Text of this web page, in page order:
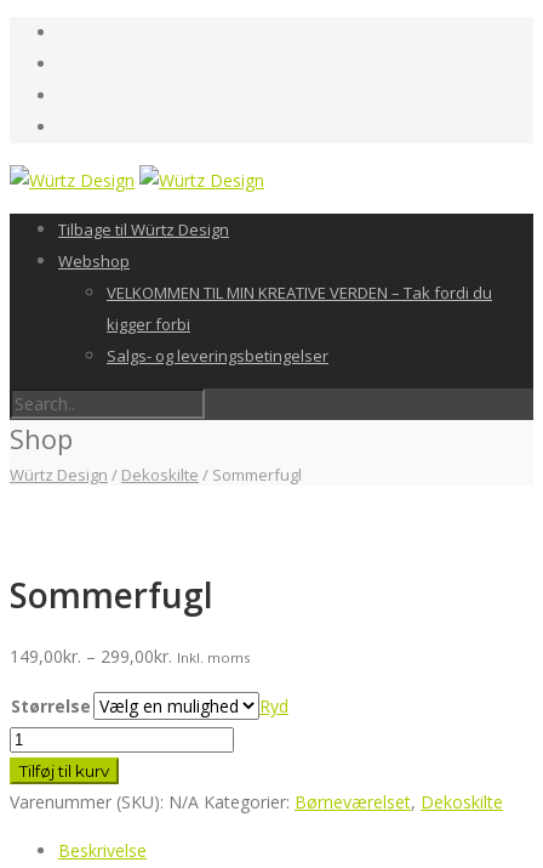
Tilbage til Würtz Design
Webshop
VELKOMMEN TIL MIN KREATIVE VERDEN – Tak fordi du
kigger forbi
Salgs- og leveringsbetingelser
Shop
Würtz Design / Dekoskilte / Sommerfugl
Sommerfugl
149,00kr. – 299,00kr. Prisinterval:
til
299,00kr.
Inkl. moms
Størrelse
Ryd
Sommerfugl
antal
Tilføj til kurv
Varenummer (SKU): N/A Kategorier: Børneværelset, Dekoskilte
Beskrivelse